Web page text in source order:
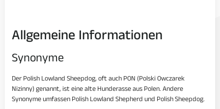
Allgemeine Informationen
Synonyme
Der Polish Lowland Sheepdog, oft auch PON (Polski Owczarek
Nizinny) genannt, ist eine alte Hunderasse aus Polen. Andere
Synonyme umfassen Polish Lowland Shepherd und Polish Sheepdog.